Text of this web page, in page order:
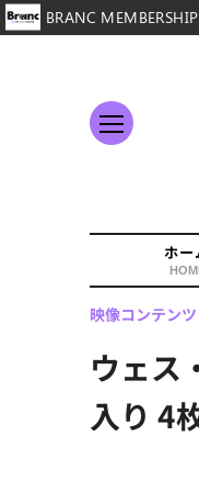
ホー
ウェス
入り 4
映像コンテンツ
BRANC MEMBERSHIP